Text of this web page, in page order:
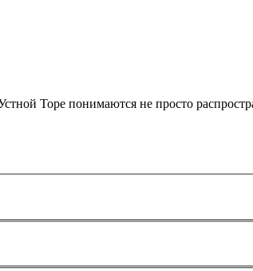
Торе понимаются не просто